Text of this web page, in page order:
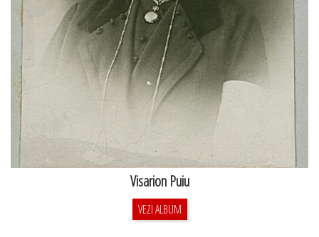
Visarion Puiu
VEZI ALBUM